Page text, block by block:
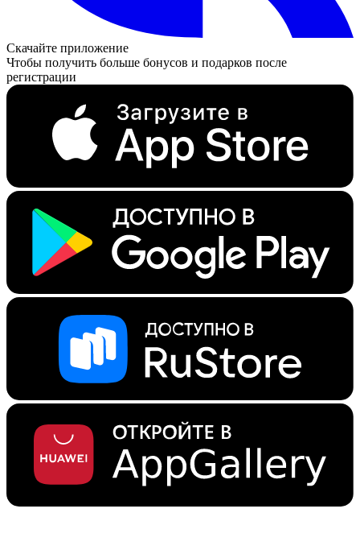
Скачайте приложение
Чтобы получить больше бонусов и подарков после
регистрации